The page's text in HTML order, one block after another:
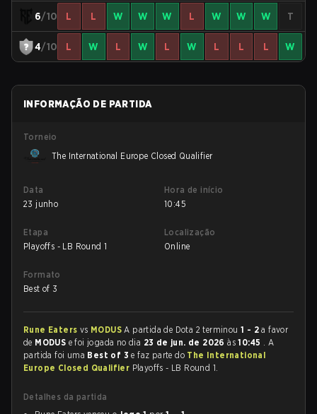
6/10 L L W W W L W W W T
4/10 L W L W L W L L L W
INFORMAÇÃO DE PARTIDA
Torneio
The International Europe Closed Qualifier
Data
23 junho
Hora de início
10:45
Etapa
Playoffs - LB Round 1
Localização
Online
Formato
Best of 3
Rune Eaters vs MODUSA partida de Dota 2 terminou1 - 2 a favor
de MODUS e foi jogada no dia 23 de jun. de 2026às10:45 . A
partida foi uma Best of 3e faz parte do The International
Europe Closed Qualifier Playoffs - LB Round 1.
Detalhes da partida